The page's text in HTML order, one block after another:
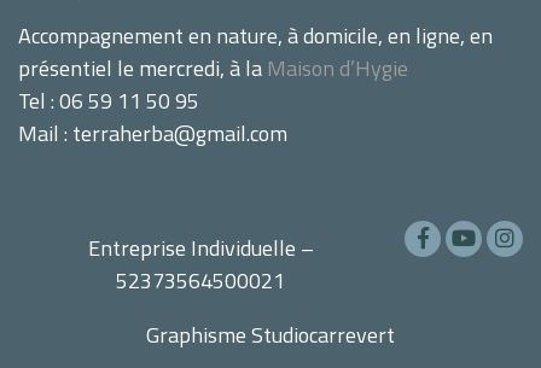
Accompagnement en nature, à domicile, en ligne, en
présentiel le mercredi, à la Maison d’Hygie
Tel : 06 59 11 50 95
Mail : terraherba@gmail.com
Entreprise Individuelle –
52373564500021
GraphismeStudiocarrevert